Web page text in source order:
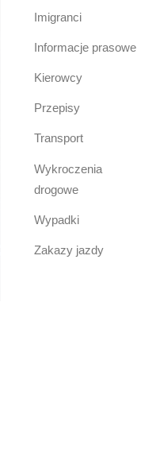
Imigranci
Informacje prasowe
Kierowcy
Przepisy
Transport
Wykroczenia
drogowe
Wypadki
Zakazy jazdy